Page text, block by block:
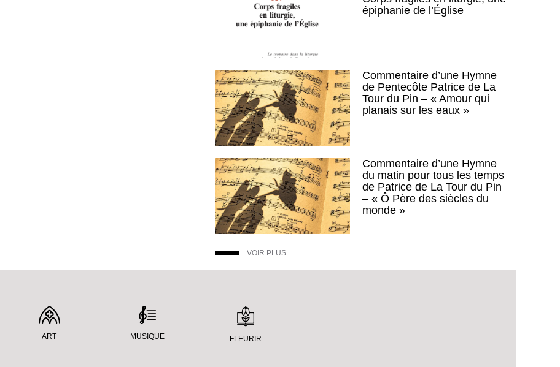
épiphanie de l’Église
Commentaire d’une Hymne
de Pentecôte Patrice de La
Tour du Pin – « Amour qui
planais sur les eaux »
Commentaire d’une Hymne
du matin pour tous les temps
de Patrice de La Tour du Pin
– « Ô Père des siècles du
monde »
VOIR PLUS
ART MUSIQUE FLEURIR